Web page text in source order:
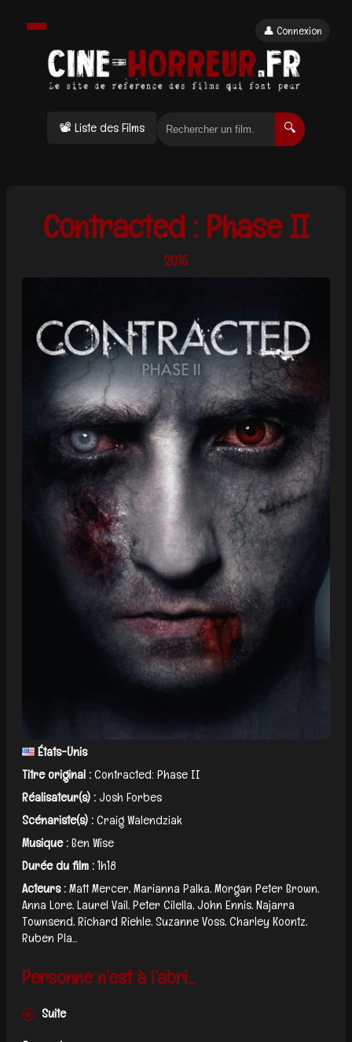
📽 Liste des Films 🔍
👤 Connexion
Contracted : Phase II
2015
États-Unis
Titre original :Contracted: Phase II
Réalisateur(s) :Josh Forbes
Scénariste(s) :Craig Walendziak
Musique :Ben Wise
Durée du film :1h18
Acteurs :Matt Mercer, Marianna Palka, Morgan Peter Brown,
Anna Lore, Laurel Vail, Peter Cilella, John Ennis, Najarra
Townsend, Richard Riehle, Suzanne Voss, Charley Koontz,
Ruben Pla...
Personne n’est à l’abri...
Suite